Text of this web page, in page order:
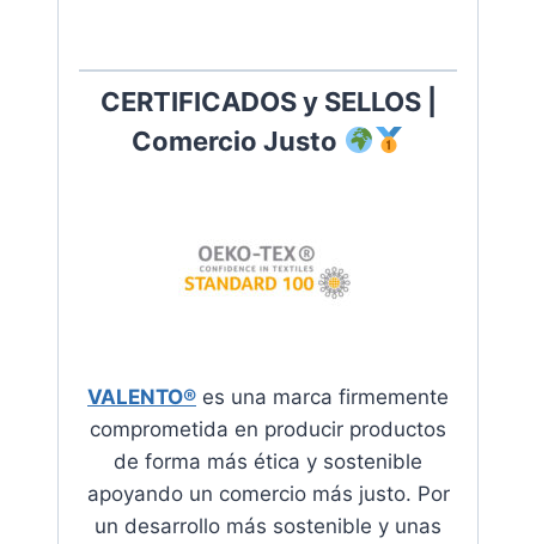
CERTIFICADOS y SELLOS |
Comercio Justo
VALENTO® es una marca firmemente
comprometida en producir productos
de forma más ética y sostenible
apoyando un comercio más justo. Por
un desarrollo más sostenible y unas